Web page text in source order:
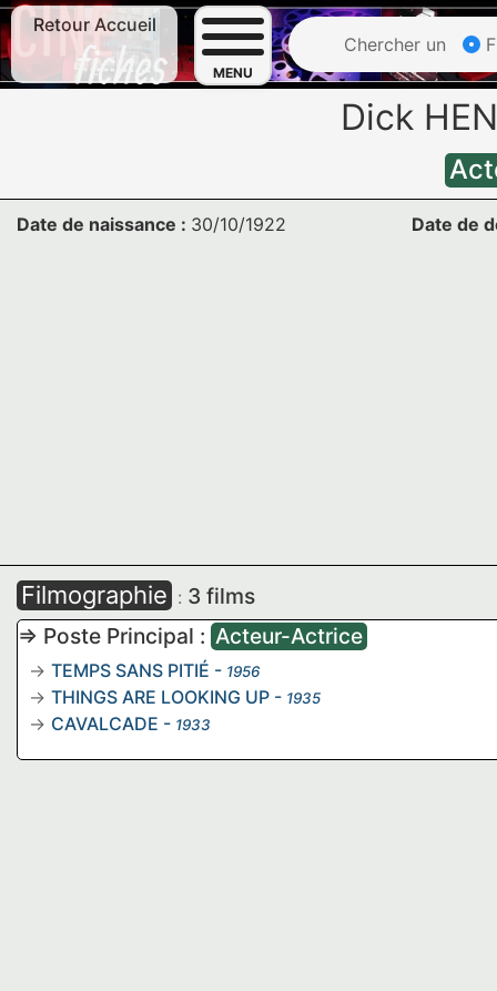
Retour Accueil
MENU
Chercher un
Dick
Date de naissance : 30/10/1922 Date de
Filmographie : 3 films
=> Poste Principal : Acteur-Actrice
TEMPS SANS PITIÉ - 1956
THINGS ARE LOOKING UP - 1935
CAVALCADE - 1933